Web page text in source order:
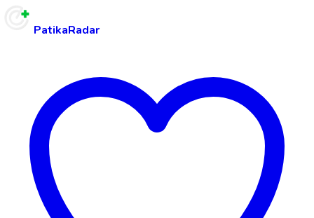
PatikaRadar